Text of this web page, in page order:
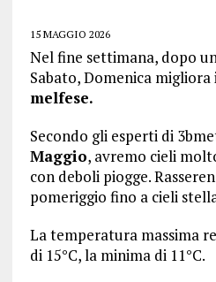
15 MAGGIO 2026
Nel fine settimana, dopo
Sabato, Domenica
melfese.
Secondo gli esperti di
Maggio, avremo cieli
con deboli piogge.
pomeriggio fino a cieli
La temperatura massima
di 15°C, la minima di 11°C.